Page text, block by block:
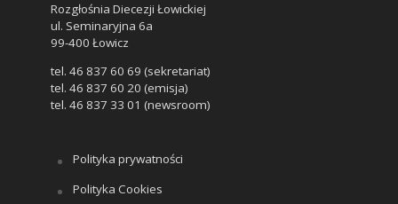
Rozgłośnia Diecezji Łowickiej
ul. Seminaryjna 6a
99-400 Łowicz
tel. 46 837 60 69 (sekretariat)
tel. 46 837 60 20 (emisja)
tel. 46 837 33 01 (newsroom)
Polityka prywatności
Polityka Cookies